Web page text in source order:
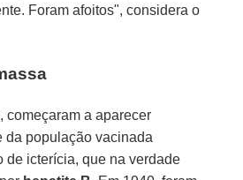
Foram afoitos", considera o
começaram a aparecer
da população vacinada
de icterícia, que na verdade